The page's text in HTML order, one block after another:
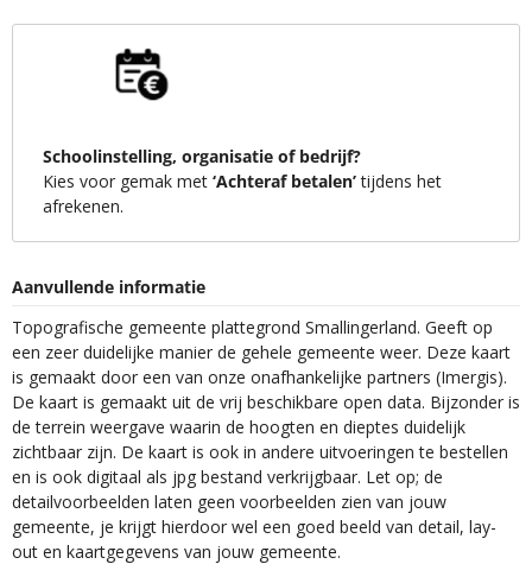
Schoolinstelling, organisatie of bedrijf?
Kies voor gemak met ‘Achteraf betalen’tijdens het
afrekenen.
Aanvullende informatie
Topografische gemeente plattegrond Smallingerland. Geeft op
een zeer duidelijke manier de gehele gemeente weer. Deze kaart
is gemaakt door een van onze onafhankelijke partners (Imergis).
De kaart is gemaakt uit de vrij beschikbare open data. Bijzonder is
de terrein weergave waarin de hoogten en dieptes duidelijk
zichtbaar zijn. De kaart is ook in andere uitvoeringen te bestellen
en is ook digitaal als jpg bestand verkrijgbaar. Let op; de
detailvoorbeelden laten geen voorbeelden zien van jouw
gemeente, je krijgt hierdoor wel een goed beeld van detail, lay-
out en kaartgegevens van jouw gemeente.